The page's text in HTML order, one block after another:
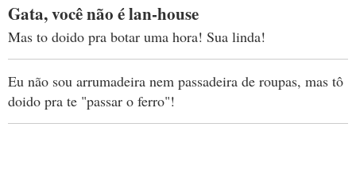
Gata, você não é lan-house
Mas to doido pra botar uma hora! Sua linda!
Eu não sou arrumadeira nem passadeira de roupas, mas tô
doido pra te "passar o ferro"!